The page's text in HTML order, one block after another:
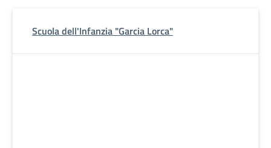
Scuola dell'Infanzia "Garcia Lorca"